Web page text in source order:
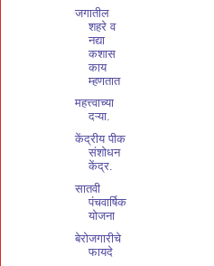
जगातील
शहरे व
नद्या
कशास
काय
म्हणतात
महत्त्वाच्या
दऱ्या.
केंद्रीय पीक
संशोधन
केंद्र.
सातवी
पंचवार्षिक
योजना
बेरोजगारीचे
फायदे